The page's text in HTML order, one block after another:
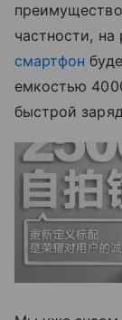
частности, на
смартфон
емкостью
быстрой